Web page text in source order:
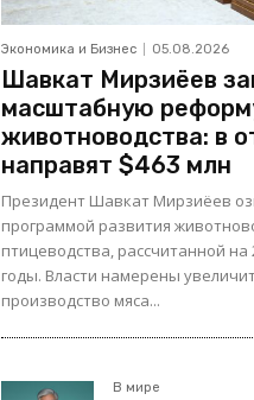
Экономика и Бизнес 05.08.2026
Шавкат Мирзиёев
масштабную
животноводства: в
направят $463 млн
Президент Шавкат Мирзиёев
программой развития
птицеводства, рассчитанной на
годы. Власти намерены
производство мяса...
В мире